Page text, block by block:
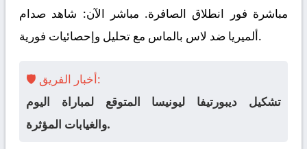
مباشرة فور انطلاق الصافرة. مباشر الآن: شاهد صدام
ألميريا ضد لاس بالماس مع تحليل وإحصائيات فورية.
🛡️ أخبار الفريق:
تشكيل ديبورتيفا ليونيسا المتوقع لمباراة اليوم
والغيابات المؤثرة.